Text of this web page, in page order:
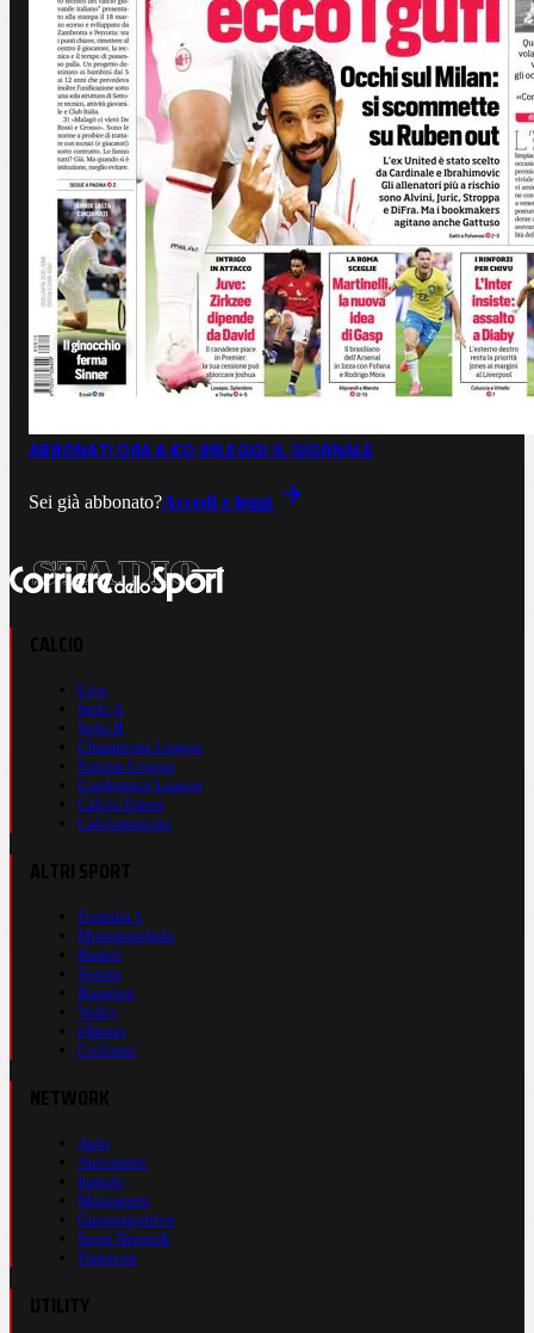
ABBONATI ORA A €0,99LEGGI IL GIORNALE
Sei già abbonato?Accedi e leggi
Live
Serie A
Serie B
Champions League
Europa League
Conference League
Calcio Estero
Calciomercato
Formula 1
Motomondiale
Basket
Tennis
Running
Volley
eSports
Ciclismo
Auto
Autosprint
Inmoto
Motosprint
Guerinsportivo
Sport Network
Fantacup